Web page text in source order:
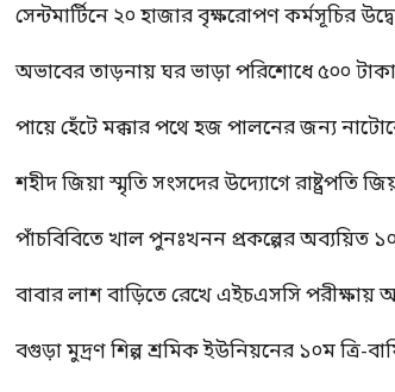
সেন্টমার্টিনে ২০ হাজার বৃক্ষরোপণ কর্মসূচির
অভাবের তাড়নায় ঘর ভাড়া পরিশোধে ৫০০
পায়ে হেঁটে মক্কার পথে হজ পালনের জন্য
শহীদ জিয়া স্মৃতি সংসদের উদ্যোগে রাষ্ট্রপতি
পাঁচবিবিতে খাল পুনঃখনন প্রকল্পের অব্যয়িত
বাবার লাশ বাড়িতে রেখে এইচএসসি
বগুড়া মুদ্রণ শিল্প শ্রমিক ইউনিয়নের ১০ম ত্রি-